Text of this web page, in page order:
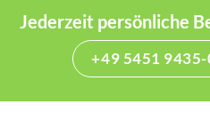
Jederzeit persönliche
+49 5451